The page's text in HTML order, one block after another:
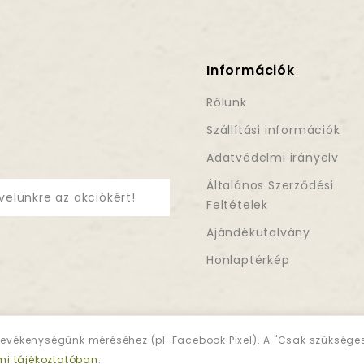
méréséhez (pl. Facebook Pixel). A "Csak
tájékoztatóban.
az akciókért!
Információk
Rólunk
Szállítási információk
Adatvédelmi irányelv
Általános Szerződési
Feltételek
Ajándékutalvány
Honlaptérkép